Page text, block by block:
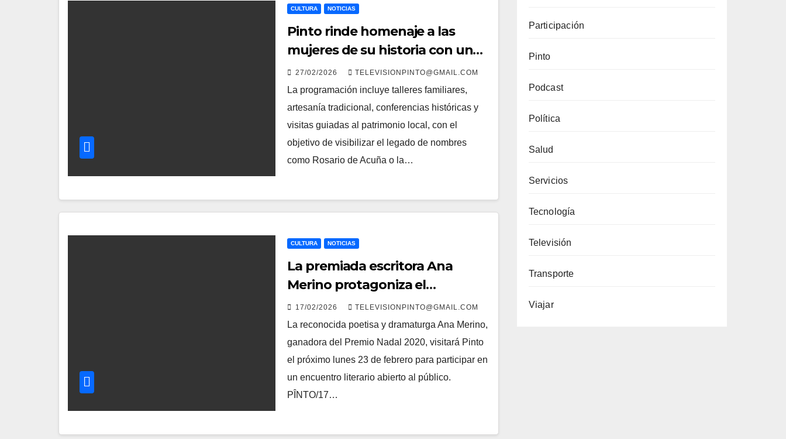
CULTURA NOTICIAS
Pinto rinde homenaje a las
mujeres de su historia con un
programa especial en marzo
27/02/2026 TELEVISIONPINTO@GMAIL.COM
La programación incluye talleres familiares,
artesanía tradicional, conferencias históricas y
visitas guiadas al patrimonio local, con el
objetivo de visibilizar el legado de nombres
como Rosario de Acuña o la…
CULTURA NOTICIAS
La premiada escritora Ana
Merino protagoniza el
encuentro literario de febrero
en la Casa de la Cadena
17/02/2026 TELEVISIONPINTO@GMAIL.COM
La reconocida poetisa y dramaturga Ana Merino,
ganadora del Premio Nadal 2020, visitará Pinto
el próximo lunes 23 de febrero para participar en
un encuentro literario abierto al público.
PÎNTO/17…
Participación
Pinto
Podcast
Política
Salud
Servicios
Tecnología
Televisión
Transporte
Viajar